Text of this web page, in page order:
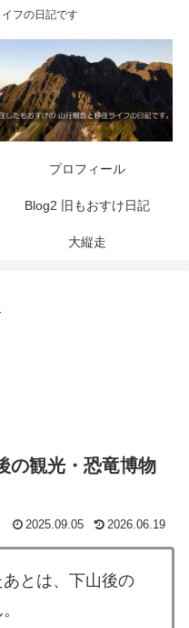
フの日記です
プロフィール
Blog2 旧もおすけ日記
大縦走
の観光・恐竜博物
2025.09.05 2026.06.19
とは、下山後の